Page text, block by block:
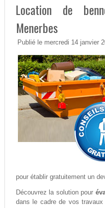
Location de
Menerbes
Publié le mercredi 14 janvier
pour établir gratuitement un
Découvrez la solution pour
dans le cadre de vos